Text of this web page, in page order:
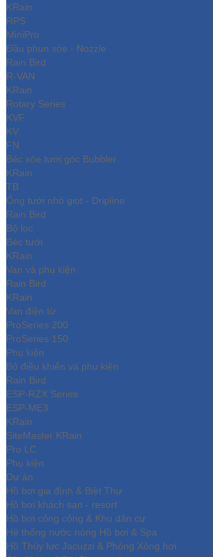
KRain
RPS
MiniPro
Đầu phun xòe - Nozzle
Rain Bird
R-VAN
KRain
Rotary Series
KVF
KV
FN
Béc xòe tưới góc Bubbler
KRain
TB
Ống tưới nhỏ giọt - Dripline
Rain Bird
Bộ lọc
Béc tưới
KRain
Van và phụ kiện
Rain Bird
KRain
Van điện từ
ProSeries 200
ProSeries 150
Phụ kiện
Bộ điều khiển và phụ kiện
Rain Bird
ESP-RZX Series
ESP-ME3
KRain
SiteMaster KRain
Pro LC
Phụ kiện
Dự án
Hồ bơi gia đình & Biệt Thự
Hồ bơi khách sạn - resort
Hồ bơi công cộng & Khu dân cư
Hệ thống nước nóng Hồ bơi & Spa
Hồ Thủy lực Jacuzzi & Phòng Xông hơi